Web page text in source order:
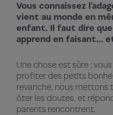
Vous connaissez
vient au monde en
enfant. Il faut dire que
apprend en faisant…
Une chose est sûre :
profiter des petits
revanche, nous mettons
ôter les doutes, et
parents rencontrent.